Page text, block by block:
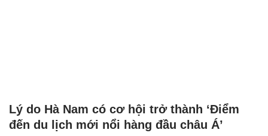
Lý do Hà Nam có cơ hội trở thành ‘Điểm
đến du lịch mới nổi hàng đầu châu Á’